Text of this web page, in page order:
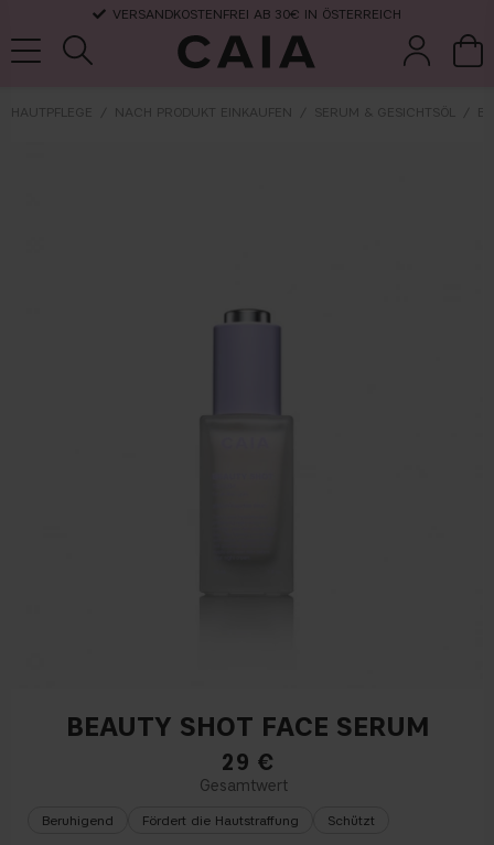
VERSANDKOSTENFREI AB 30€ IN ÖSTERREICH
HAUTPFLEGE NACH PRODUKT EINKAUFEN SERUM & GESICHTSÖL
BEAUTY SHOT FACE SERUM
29 €
Beruhigend Fördert die Hautstraffung Schützt